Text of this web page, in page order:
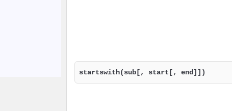
startswith(sub[, start[, end]])